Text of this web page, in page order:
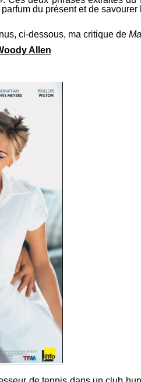
du présent et de
ci-dessous, ma critique de
Allen